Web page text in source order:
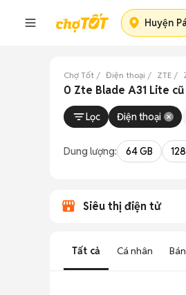
Huyện
Chợ Tốt Điện thoại ZTE
0 Zte Blade A31 Lite
Lọc Điện thoại
Dung lượng: 64 GB
Siêu thị điện tử
Tất cả Cá nhân